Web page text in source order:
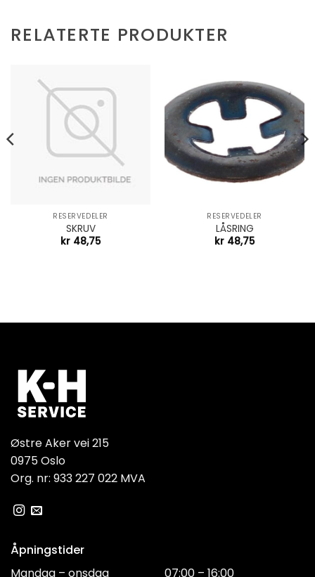
RELATERTE PRODUKTER
RESERVEDELER
SKRUV
kr 48,75
RESERVEDELER
LÅSRING
kr 48,75
Østre Aker vei 215
0975 Oslo
Org. nr: 933 227 022 MVA
Åpningstider
Mandag – onsdag
07:00 – 16:00